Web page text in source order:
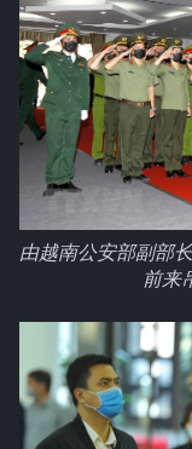
由越南公安部副部
前来